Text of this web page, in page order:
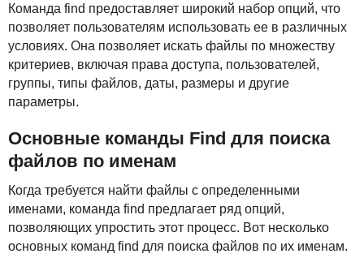
Команда find предоставляет широкий набор опций, что
позволяет пользователям использовать ее в различных
условиях. Она позволяет искать файлы по множеству
критериев, включая права доступа, пользователей,
группы, типы файлов, даты, размеры и другие
параметры.
Основные команды Find для поиска
файлов по именам
Когда требуется найти файлы с определенными
именами, команда find предлагает ряд опций,
позволяющих упростить этот процесс. Вот несколько
основных команд find для поиска файлов по их именам.